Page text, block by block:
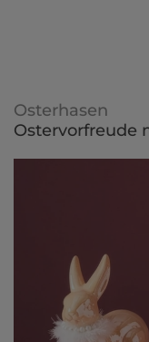
Osterhasen
Ostervorfreude